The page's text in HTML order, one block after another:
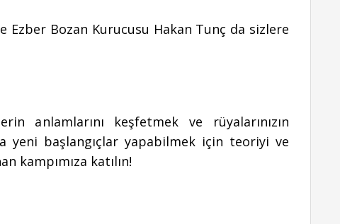
Ezber Bozan Kurucusu Hakan Tunç da sizlere
anlamlarını keşfetmek ve rüyalarınızın
yeni başlangıçlar yapabilmek için teoriyi ve
kampımıza katılın!